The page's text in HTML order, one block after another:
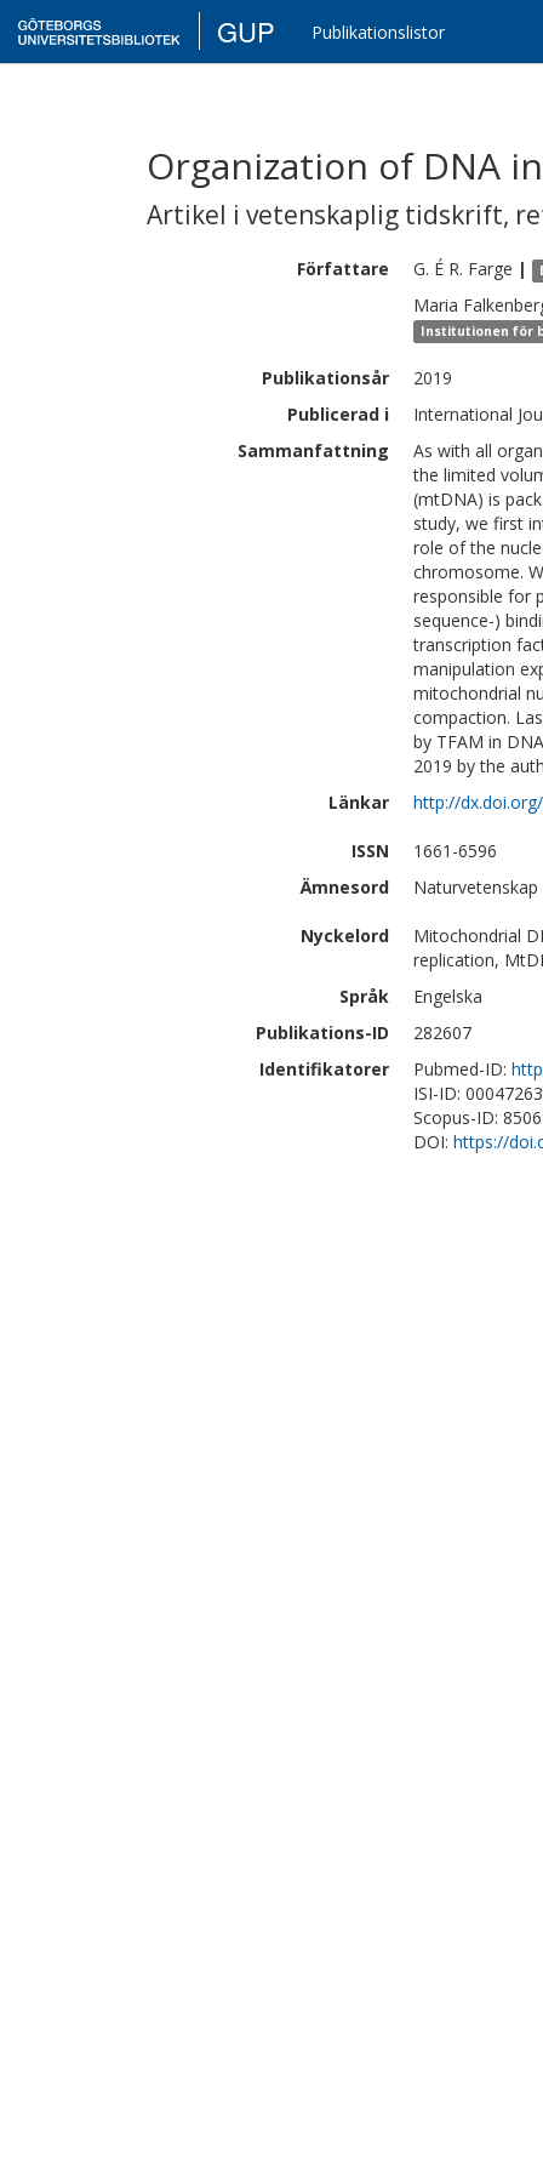
GUP Publikationslistor
Organization of DNA
Artikel i vetenskaplig tidskrift,
Författare G. É R. Farge |
Maria
Institutionen för
Publikationsår
2019
Publicerad i
International
Sammanfattning
As with all
the limited
(mtDNA) is
study, we first
role of the
chromosome.
responsible for
sequence-)
transcription
manipulation
mitochondrial
compaction.
by TFAM in
2019 by the
Länkar
http://
ISSN
1661-6596
Ämnesord
Nyckelord
Mitochondrial
replication,
Språk
Engelska
Publikations-ID
282607
Identifikatorer
Pubmed-ID:
ISI-ID:
Scopus-ID:
DOI: https://